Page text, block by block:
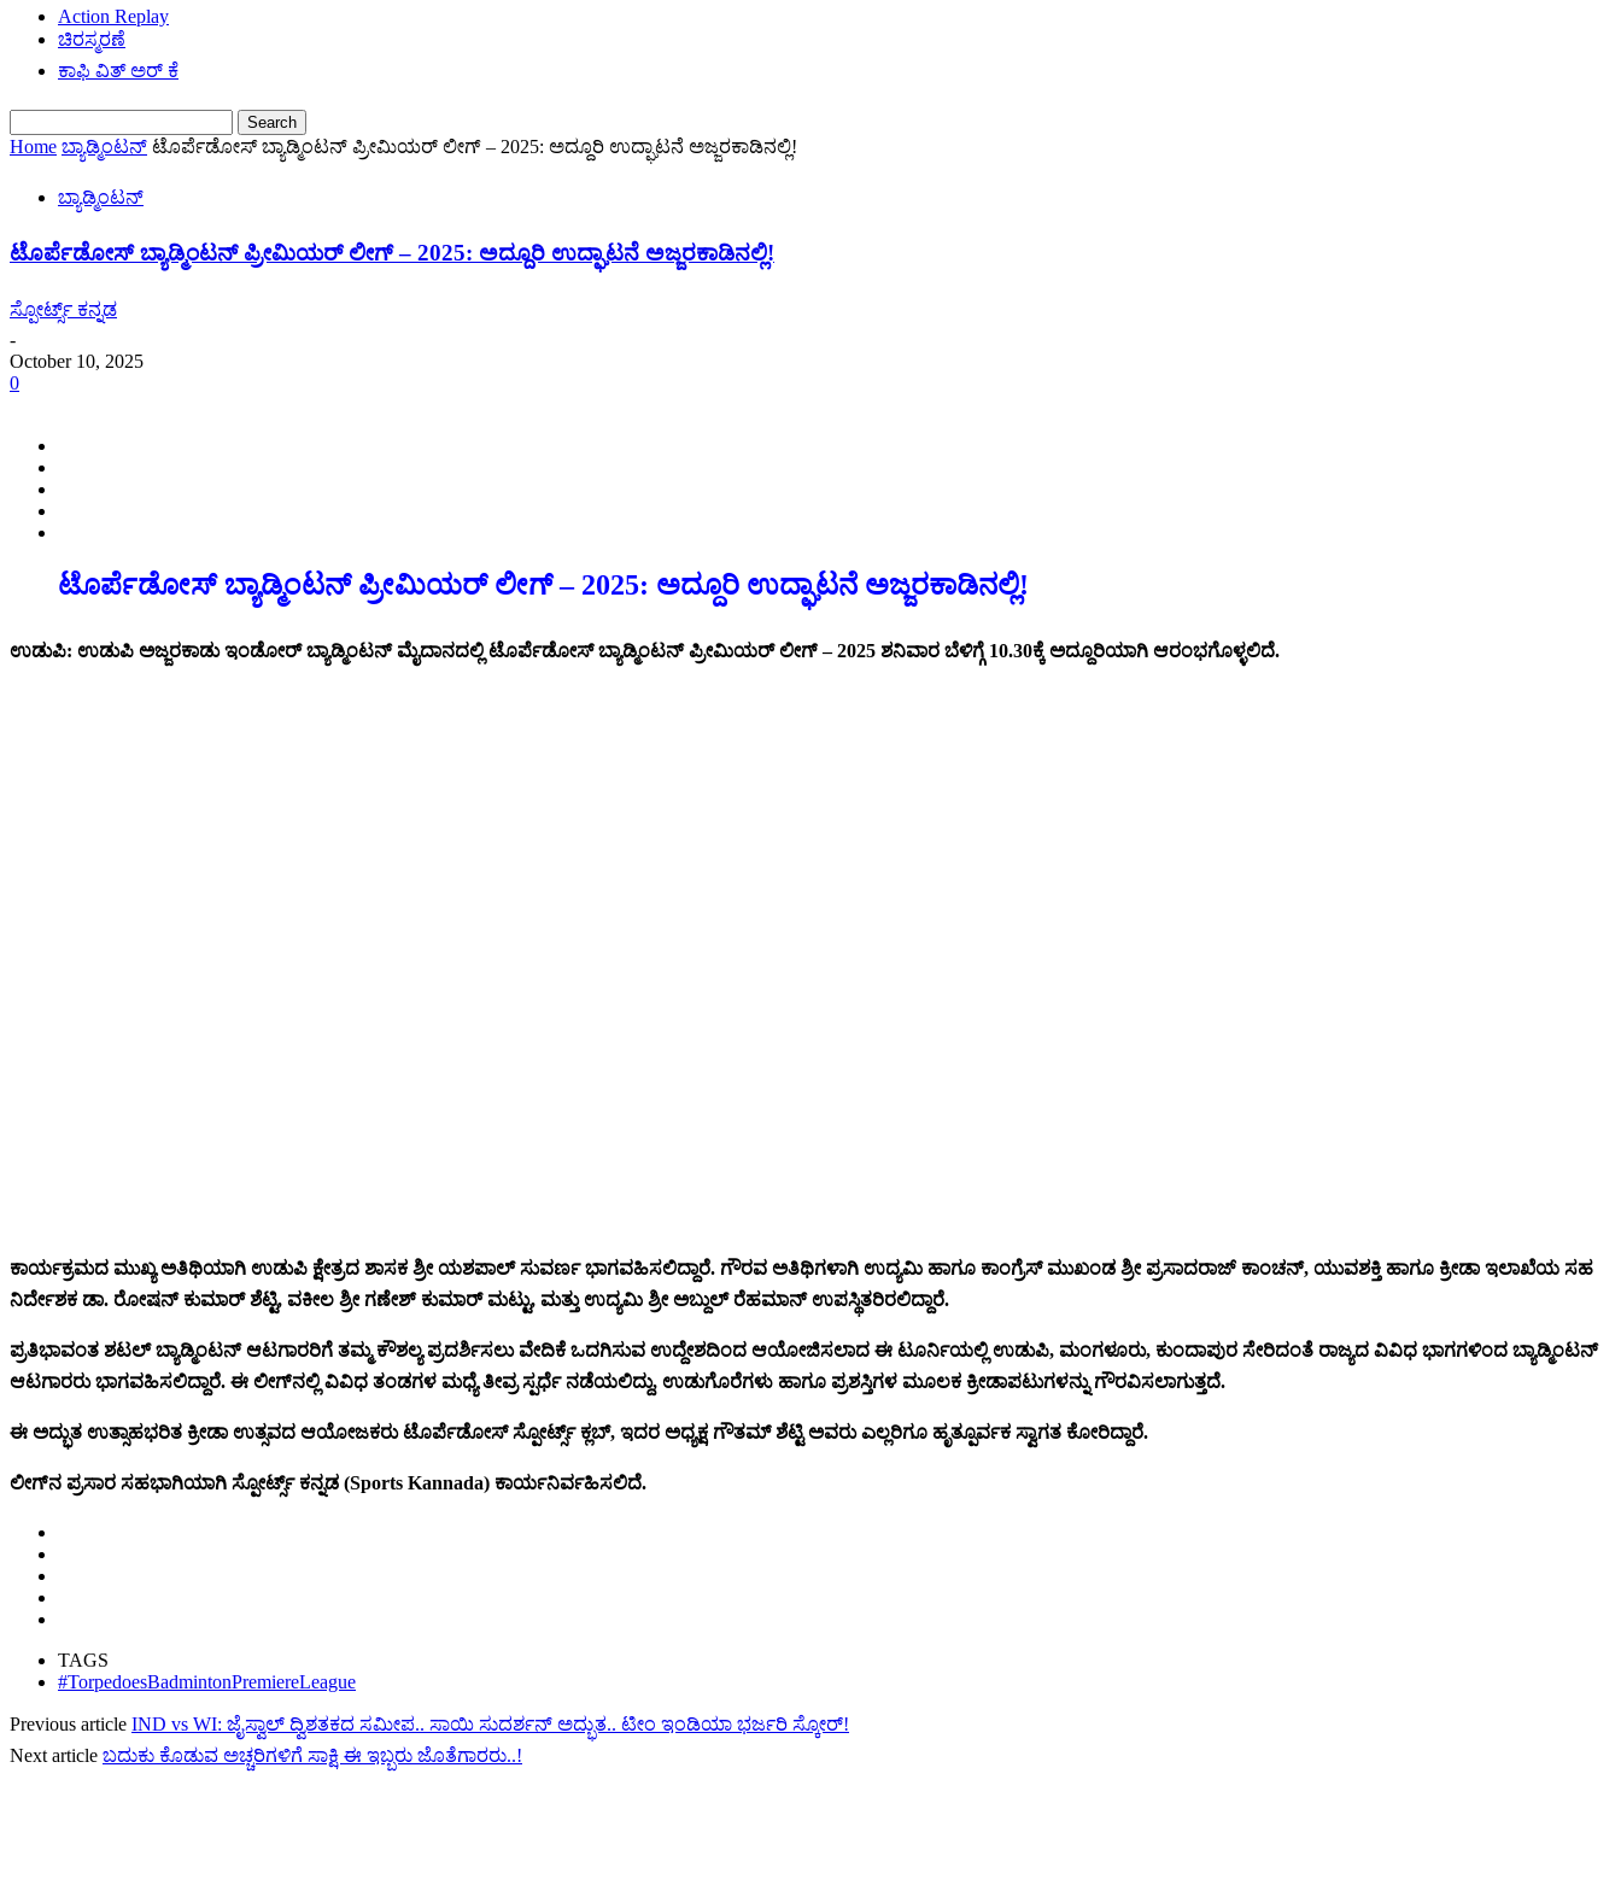
Action Replay
ಚಿರಸ್ಮರಣೆ
ಕಾಫಿ ವಿತ್ ಅರ್ ಕೆ
Home ಬ್ಯಾಡ್ಮಿಂಟನ್ ಟೊರ್ಪೆಡೋಸ್ ಬ್ಯಾಡ್ಮಿಂಟನ್ ಪ್ರೀಮಿಯರ್ ಲೀಗ್ – 2025: ಅದ್ದೂರಿ ಉದ್ಘಾಟನೆ ಅಜ್ಜರಕಾಡಿನಲ್ಲಿ!
ಬ್ಯಾಡ್ಮಿಂಟನ್
ಟೊರ್ಪೆಡೋಸ್ ಬ್ಯಾಡ್ಮಿಂಟನ್ ಪ್ರೀಮಿಯರ್ ಲೀಗ್ – 2025: ಅದ್ದೂರಿ ಉದ್ಘಾಟನೆ ಅಜ್ಜರಕಾಡಿನಲ್ಲಿ!
ಸ್ಪೋರ್ಟ್ಸ್ ಕನ್ನಡ
-
October 10, 2025
0
ಟೊರ್ಪೆಡೋಸ್ ಬ್ಯಾಡ್ಮಿಂಟನ್ ಪ್ರೀಮಿಯರ್ ಲೀಗ್ – 2025: ಅದ್ದೂರಿ ಉದ್ಘಾಟನೆ ಅಜ್ಜರಕಾಡಿನಲ್ಲಿ!
ಉಡುಪಿ: ಉಡುಪಿ ಅಜ್ಜರಕಾಡು ಇಂಡೋರ್ ಬ್ಯಾಡ್ಮಿಂಟನ್ ಮೈದಾನದಲ್ಲಿ ಟೊರ್ಪೆಡೋಸ್ ಬ್ಯಾಡ್ಮಿಂಟನ್ ಪ್ರೀಮಿಯರ್ ಲೀಗ್ – 2025 ಶನಿವಾರ ಬೆಳಿಗ್ಗೆ 10.30ಕ್ಕೆ ಅದ್ದೂರಿಯಾಗಿ ಆರಂಭಗೊಳ್ಳಲಿದೆ.
ಕಾರ್ಯಕ್ರಮದ ಮುಖ್ಯ ಅತಿಥಿಯಾಗಿ ಉಡುಪಿ ಕ್ಷೇತ್ರದ ಶಾಸಕ ಶ್ರೀ ಯಶಪಾಲ್ ಸುವರ್ಣ ಭಾಗವಹಿಸಲಿದ್ದಾರೆ. ಗೌರವ ಅತಿಥಿಗಳಾಗಿ ಉದ್ಯಮಿ ಹಾಗೂ ಕಾಂಗ್ರೆಸ್ ಮುಖಂಡ ಶ್ರೀ ಪ್ರಸಾದರಾಜ್ ಕಾಂಚನ್, ಯುವಶಕ್ತಿ ಹಾಗೂ ಕ್ರೀಡಾ ಇಲಾಖೆಯ ಸಹ
ನಿರ್ದೇಶಕ ಡಾ. ರೋಷನ್ ಕುಮಾರ್ ಶೆಟ್ಟಿ, ವಕೀಲ ಶ್ರೀ ಗಣೇಶ್ ಕುಮಾರ್ ಮಟ್ಟು, ಮತ್ತು ಉದ್ಯಮಿ ಶ್ರೀ ಅಬ್ದುಲ್ ರೆಹಮಾನ್ ಉಪಸ್ಥಿತರಿರಲಿದ್ದಾರೆ.
ಪ್ರತಿಭಾವಂತ ಶಟಲ್ ಬ್ಯಾಡ್ಮಿಂಟನ್ ಆಟಗಾರರಿಗೆ ತಮ್ಮ ಕೌಶಲ್ಯ ಪ್ರದರ್ಶಿಸಲು ವೇದಿಕೆ ಒದಗಿಸುವ ಉದ್ದೇಶದಿಂದ ಆಯೋಜಿಸಲಾದ ಈ ಟೂರ್ನಿಯಲ್ಲಿ ಉಡುಪಿ, ಮಂಗಳೂರು, ಕುಂದಾಪುರ ಸೇರಿದಂತೆ ರಾಜ್ಯದ ವಿವಿಧ ಭಾಗಗಳಿಂದ ಬ್ಯಾಡ್ಮಿಂಟನ್
ಆಟಗಾರರು ಭಾಗವಹಿಸಲಿದ್ದಾರೆ. ಈ ಲೀಗ್‌ನಲ್ಲಿ ವಿವಿಧ ತಂಡಗಳ ಮಧ್ಯೆ ತೀವ್ರ ಸ್ಪರ್ಧೆ ನಡೆಯಲಿದ್ದು, ಉಡುಗೊರೆಗಳು ಹಾಗೂ ಪ್ರಶಸ್ತಿಗಳ ಮೂಲಕ ಕ್ರೀಡಾಪಟುಗಳನ್ನು ಗೌರವಿಸಲಾಗುತ್ತದೆ.
ಈ ಅದ್ಭುತ ಉತ್ಸಾಹಭರಿತ ಕ್ರೀಡಾ ಉತ್ಸವದ ಆಯೋಜಕರು ಟೊರ್ಪೆಡೋಸ್ ಸ್ಪೋರ್ಟ್ಸ್ ಕ್ಲಬ್, ಇದರ ಅಧ್ಯಕ್ಷ ಗೌತಮ್ ಶೆಟ್ಟಿ ಅವರು ಎಲ್ಲರಿಗೂ ಹೃತ್ಪೂರ್ವಕ ಸ್ವಾಗತ ಕೋರಿದ್ದಾರೆ.
ಲೀಗ್‌ನ ಪ್ರಸಾರ ಸಹಭಾಗಿಯಾಗಿ ಸ್ಪೋರ್ಟ್ಸ್ ಕನ್ನಡ (Sports Kannada) ಕಾರ್ಯನಿರ್ವಹಿಸಲಿದೆ.
TAGS
#TorpedoesBadmintonPremiereLeague
Previous article IND vs WI: ಜೈಸ್ವಾಲ್ ದ್ವಿಶತಕದ ಸಮೀಪ.. ಸಾಯಿ ಸುದರ್ಶನ್ ಅದ್ಭುತ.. ಟೀಂ ಇಂಡಿಯಾ ಭರ್ಜರಿ ಸ್ಕೋರ್!
Next article ಬದುಕು ಕೊಡುವ ಅಚ್ಚರಿಗಳಿಗೆ ಸಾಕ್ಷಿ ಈ ಇಬ್ಬರು ಜೊತೆಗಾರರು..!